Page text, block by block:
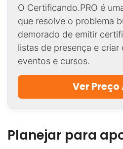
O Certificando.PRO é
que resolve o problema
demorado de emitir
listas de presença e criar
eventos e cursos.
Ver
Planejar para